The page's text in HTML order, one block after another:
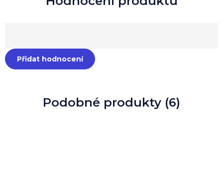
Podobné produkty (6)
Přidat hodnocení